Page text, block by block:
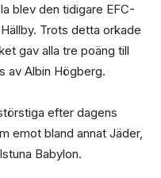
blev den tidigare EFC-
Trots detta orkade
gav alla tre poäng till
av Albin Högberg.
efter dagens
emot bland annat Jäder,
Babylon.